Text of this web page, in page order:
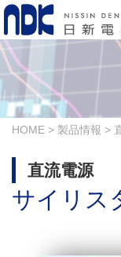
HOME > 製品情報 >
直流電源
サイリス